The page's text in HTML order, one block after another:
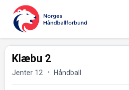
Klæbu 2
Jenter 12 Håndball